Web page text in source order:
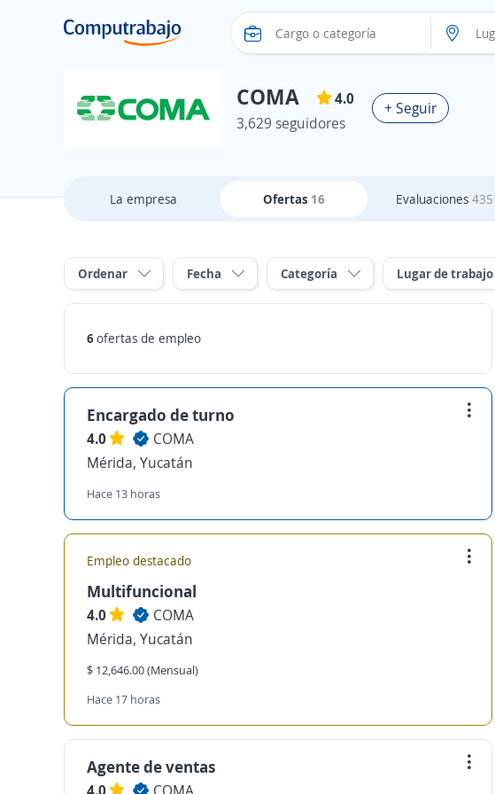
COMA
4.0
3,629 seguidores
+ Seguir
La empresa Ofertas 16 Evaluaciones 435
Ordenar Fecha Categoría Lugar de trabajo
6ofertas de empleo
Encargado de turno
4.0
COMA
Mérida, Yucatán
Hace 13 horas
Empleo destacado
Multifuncional
4.0
COMA
Mérida, Yucatán
$ 12,646.00 (Mensual)
Hace 17 horas
Agente de ventas